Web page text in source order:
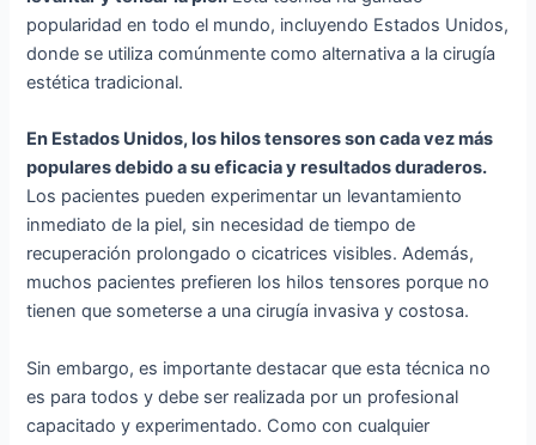
popularidad en todo el mundo, incluyendo Estados Unidos,
donde se utiliza comúnmente como alternativa a la cirugía
estética tradicional.
En Estados Unidos, los hilos tensores son cada vez más
populares debido a su eficacia y resultados duraderos.
Los pacientes pueden experimentar un levantamiento
inmediato de la piel, sin necesidad de tiempo de
recuperación prolongado o cicatrices visibles. Además,
muchos pacientes prefieren los hilos tensores porque no
tienen que someterse a una cirugía invasiva y costosa.
Sin embargo, es importante destacar que esta técnica no
es para todos y debe ser realizada por un profesional
capacitado y experimentado. Como con cualquier